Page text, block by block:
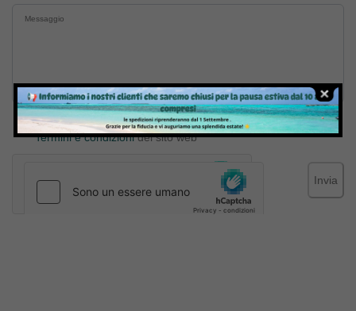
Inviando il messaggio confermo di aver letto e accettato
Termini e condizionidel sito web
Invia